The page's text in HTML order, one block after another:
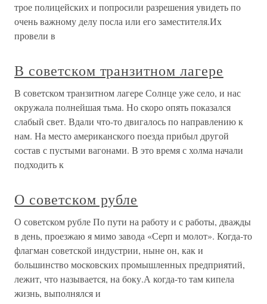
трое полицейских и попросили разрешения увидеть по
очень важному делу посла или его заместителя.Их
провели в
В советском транзитном лагере
В советском транзитном лагере Солнце уже село, и нас
окружала полнейшая тьма. Но скоро опять показался
слабый свет. Вдали что-то двигалось по направлению к
нам. На место американского поезда прибыл другой
состав с пустыми вагонами. В это время с холма начали
подходить к
О советском рубле
О советском рубле По пути на работу и с работы, дважды
в день, проезжаю я мимо завода «Серп и молот». Когда-то
флагман советской индустрии, ныне он, как и
большинство московских промышленных предприятий,
лежит, что называется, на боку.А когда-то там кипела
жизнь, выполнялся и